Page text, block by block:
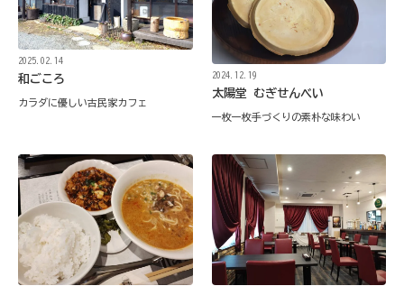
2025.02.14
和ごころ
カラダに優しい古民家カフェ
2024.12.19
太陽堂 むぎせんべい
一枚一枚手づくりの素朴な味わい